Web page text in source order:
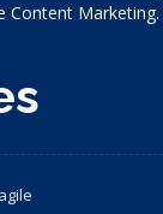
Content Marketing.